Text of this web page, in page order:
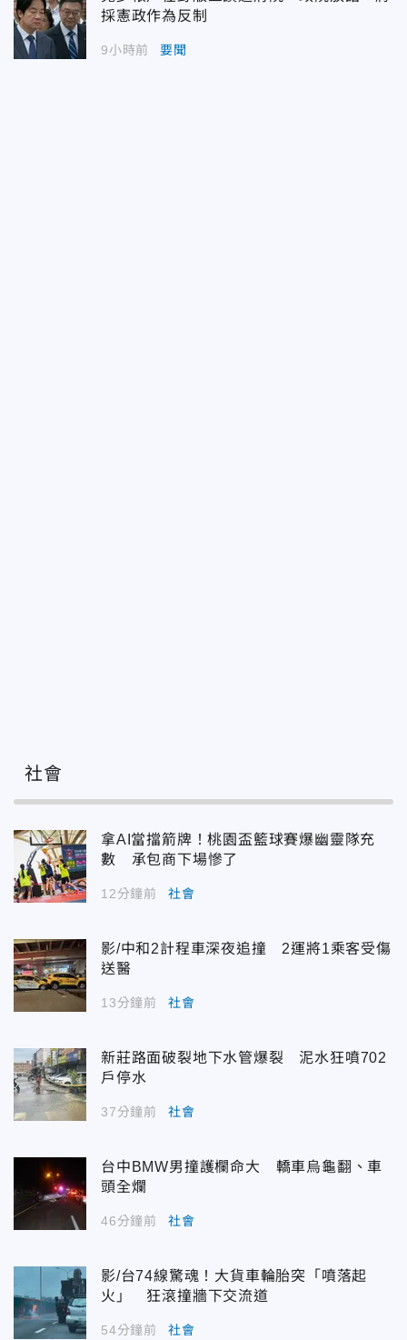
採憲政作為反制
9小時前 要聞
社會
拿AI當擋箭牌！桃園盃籃球賽爆幽靈隊充
數 承包商下場慘了
12分鐘前 社會
影/中和2計程車深夜追撞 2運將1乘客受傷
送醫
13分鐘前 社會
新莊路面破裂地下水管爆裂 泥水狂噴702
戶停水
37分鐘前 社會
台中BMW男撞護欄命大 轎車烏龜翻、車
頭全爛
46分鐘前 社會
影/台74線驚魂！大貨車輪胎突「噴落起
火」 狂滾撞牆下交流道
54分鐘前 社會